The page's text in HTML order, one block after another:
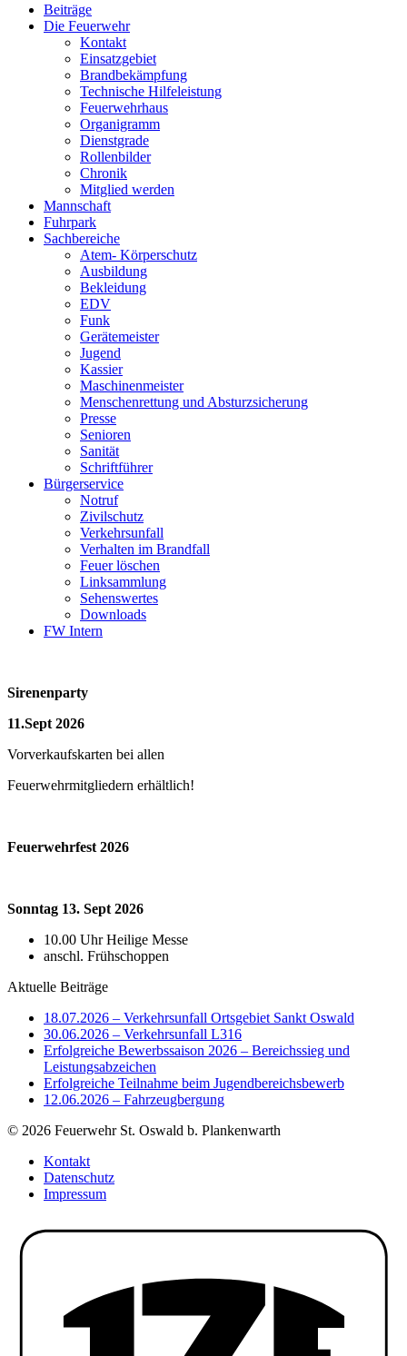
Beiträge
Die Feuerwehr
Kontakt
Einsatzgebiet
Brandbekämpfung
Technische Hilfeleistung
Feuerwehrhaus
Organigramm
Dienstgrade
Rollenbilder
Chronik
Mitglied werden
Mannschaft
Fuhrpark
Sachbereiche
Atem- Körperschutz
Ausbildung
Bekleidung
EDV
Funk
Gerätemeister
Jugend
Kassier
Maschinenmeister
Menschenrettung und Absturzsicherung
Presse
Senioren
Sanität
Schriftführer
Bürgerservice
Notruf
Zivilschutz
Verkehrsunfall
Verhalten im Brandfall
Feuer löschen
Linksammlung
Sehenswertes
Downloads
FW Intern
Sirenenparty
11.Sept 2026
Vorverkaufskarten bei allen
Feuerwehrmitgliedern erhältlich!
Feuerwehrfest 2026
Sonntag 13. Sept 2026
10.00 Uhr Heilige Messe
anschl. Frühschoppen
Aktuelle Beiträge
18.07.2026 – Verkehrsunfall Ortsgebiet Sankt Oswald
30.06.2026 – Verkehrsunfall L316
Erfolgreiche Bewerbssaison 2026 – Bereichssieg und
Leistungsabzeichen
Erfolgreiche Teilnahme beim Jugendbereichsbewerb
12.06.2026 – Fahrzeugbergung
© 2026 Feuerwehr St. Oswald b. Plankenwarth
Kontakt
Datenschutz
Impressum